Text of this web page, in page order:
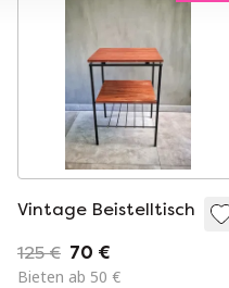
Vintage Beistelltisch
125 € 70 €
Bieten ab 50 €